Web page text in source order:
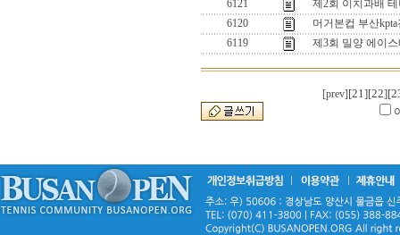
6121
제2회 이치과배
6120
머거본컵 부산
6119
제3회 밀양 에이
[prev] [21][22]